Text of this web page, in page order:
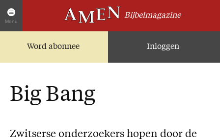
Menu
Bijbelmagazine
Word abonnee Inloggen
Artikelen
Zoek in alle artikelen
Facebook
Big Bang
Zwitserse onderzoekers hopen door de